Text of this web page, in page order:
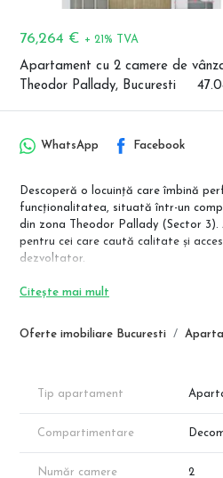
76,264 € + 21% TVA
Apartament cu 2 camere de
Theodor Pallady, Bucuresti
Oferte imobiliare Bucuresti
WhatsApp Facebook
Descoperă o locuință care îmbină
funcționalitatea, situată într-un
din zona Theodor Pallady (Sector 3).
pentru cei care caută calitate și
dezvoltator.
✨ Detalii Tehnice:
Compartimentare Inteligentă:
Baie: 4.60 mp.
Dotări Premium: Încălzire prin
proprie, ferestre mari pentru
complete la alegerea viitorilor locatari.
Citește mai mult
Tip apartament
Compartimentare
Număr camere 2